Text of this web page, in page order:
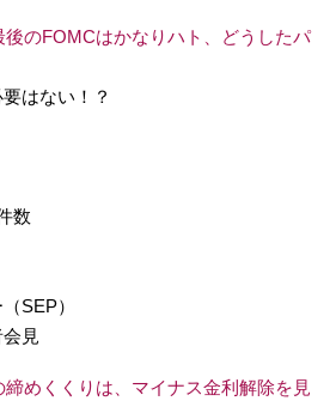
後のFOMCはかなりハト、どうしたパ
はない！？
数
SEP）
見
締めくくりは、マイナス金利解除を見